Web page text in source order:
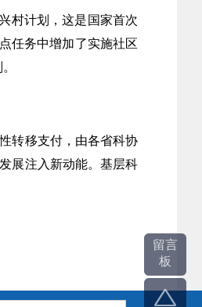
留言
板
村计划，这是国家首次
任务中增加了实施社区
转移支付，由各省科协
展注入新动能。基层科